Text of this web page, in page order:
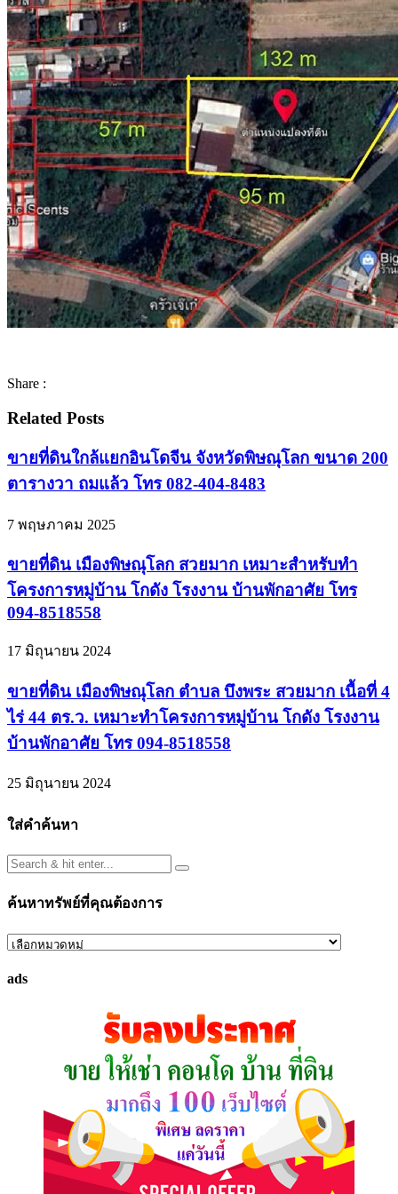
Share :
Related Posts
ขายที่ดินใกล้แยกอินโดจีน จังหวัดพิษณุโลก ขนาด 200
ตารางวา ถมแล้ว โทร 082-404-8483
7 พฤษภาคม 2025
ขายที่ดิน เมืองพิษณุโลก สวยมาก เหมาะสำหรับทำ
โครงการหมู่บ้าน โกดัง โรงงาน บ้านพักอาศัย โทร
094-8518558
17 มิถุนายน 2024
ขายที่ดิน เมืองพิษณุโลก ตำบล บึงพระ สวยมาก เนื้อที่ 4
ไร่ 44 ตร.ว. เหมาะทำโครงการหมู่บ้าน โกดัง โรงงาน
บ้านพักอาศัย โทร 094-8518558
25 มิถุนายน 2024
ใส่คำค้นหา
ค้นหาทรัพย์ที่คุณต้องการ
ค้นหา
ที่
ads